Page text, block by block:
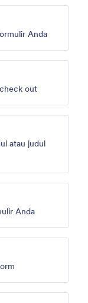
Anda
out
atau judul
Anda